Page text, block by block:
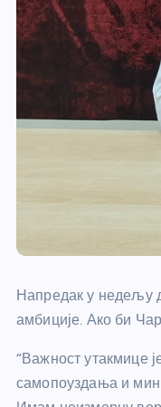
Напредак у недељу
амбиције. Ако би
“Важност утакмице
самопоуздања и